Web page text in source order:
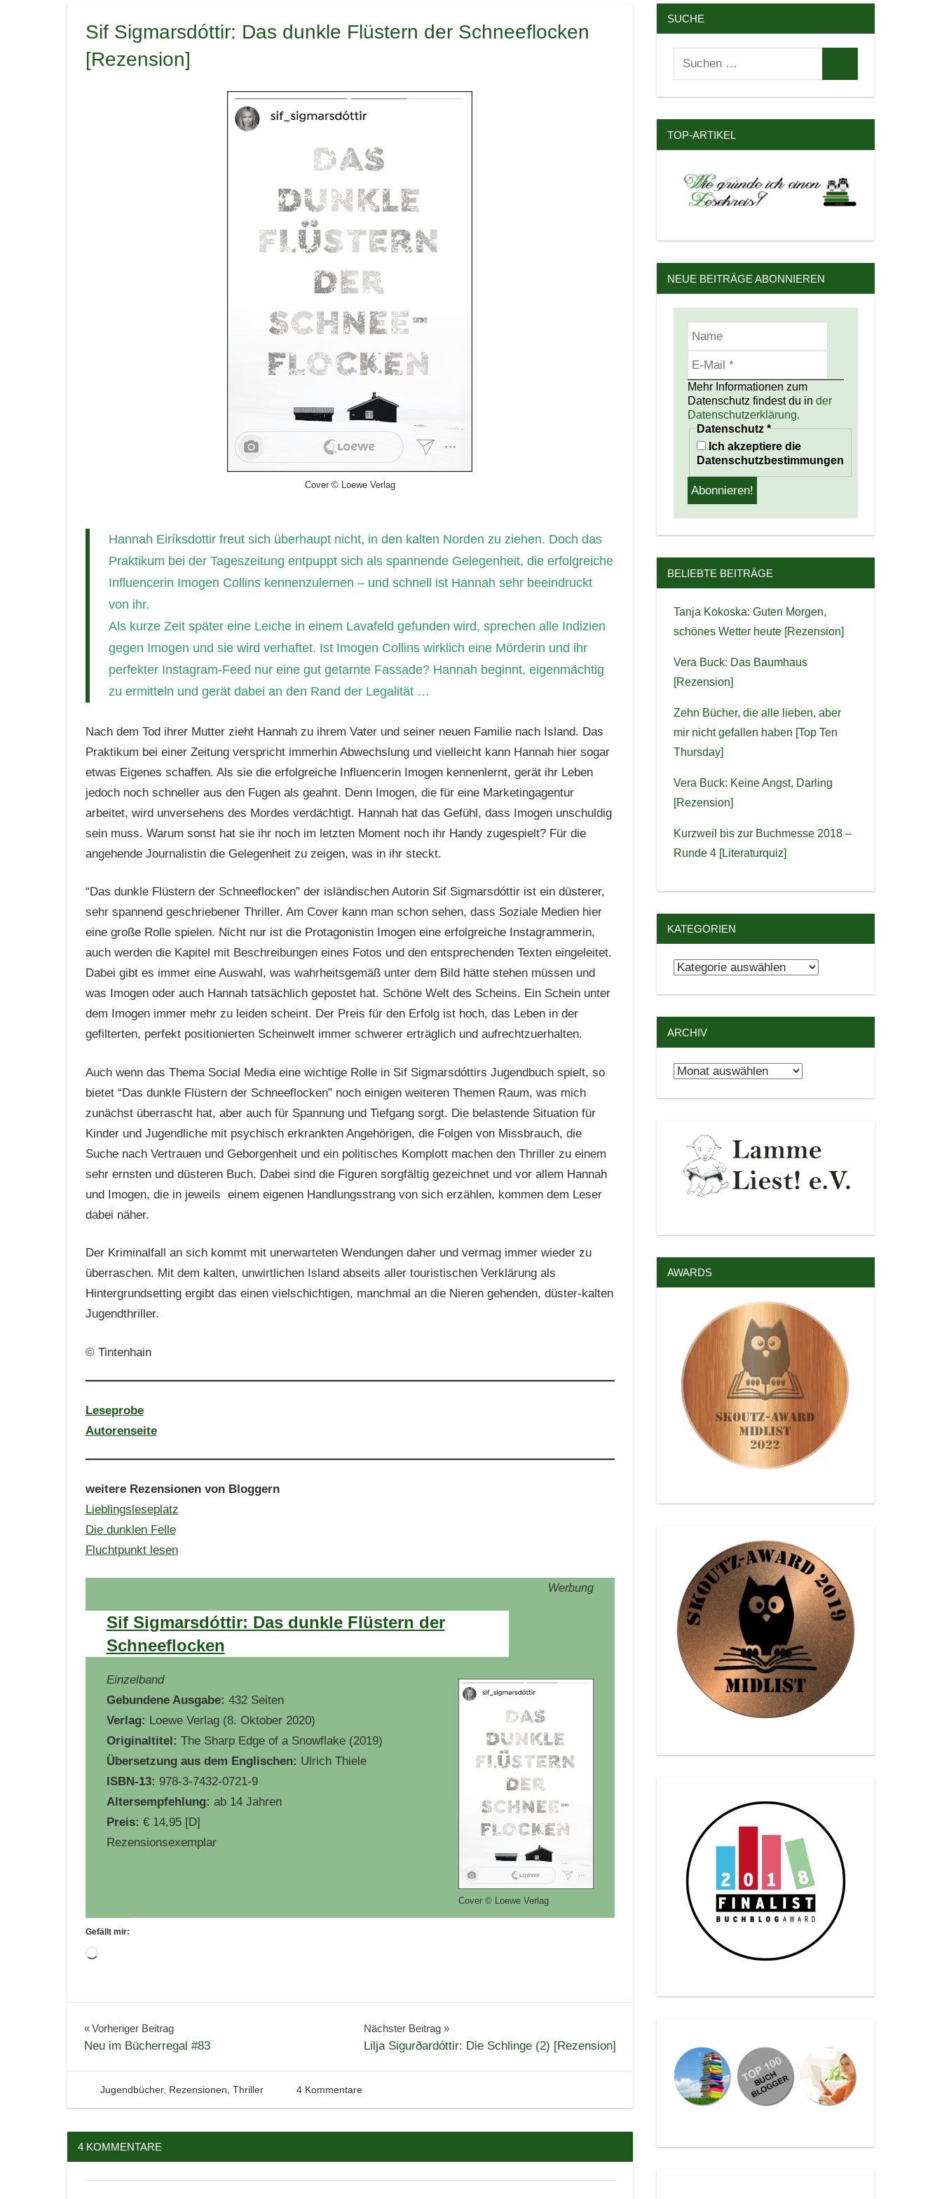
Sif Sigmarsdóttir: Das dunkle Flüstern der Schneeflocken
[Rezension]
Cover © Loewe Verlag
Hannah Eiríksdottir freut sich überhaupt nicht, in den kalten Norden zu ziehen. Doch das
Praktikum bei der Tageszeitung entpuppt sich als spannende Gelegenheit, die erfolgreiche
Influencerin Imogen Collins kennenzulernen – und schnell ist Hannah sehr beeindruckt
von ihr.
Als kurze Zeit später eine Leiche in einem Lavafeld gefunden wird, sprechen alle Indizien
gegen Imogen und sie wird verhaftet. Ist Imogen Collins wirklich eine Mörderin und ihr
perfekter Instagram-Feed nur eine gut getarnte Fassade? Hannah beginnt, eigenmächtig
zu ermitteln und gerät dabei an den Rand der Legalität …
Nach dem Tod ihrer Mutter zieht Hannah zu ihrem Vater und seiner neuen Familie nach Island. Das
Praktikum bei einer Zeitung verspricht immerhin Abwechslung und vielleicht kann Hannah hier sogar
etwas Eigenes schaffen. Als sie die erfolgreiche Influencerin Imogen kennenlernt, gerät ihr Leben
jedoch noch schneller aus den Fugen als geahnt. Denn Imogen, die für eine Marketingagentur
arbeitet, wird unversehens des Mordes verdächtigt. Hannah hat das Gefühl, dass Imogen unschuldig
sein muss. Warum sonst hat sie ihr noch im letzten Moment noch ihr Handy zugespielt? Für die
angehende Journalistin die Gelegenheit zu zeigen, was in ihr steckt.
“Das dunkle Flüstern der Schneeflocken” der isländischen Autorin Sif Sigmarsdóttir ist ein düsterer,
sehr spannend geschriebener Thriller. Am Cover kann man schon sehen, dass Soziale Medien hier
eine große Rolle spielen. Nicht nur ist die Protagonistin Imogen eine erfolgreiche Instagrammerin,
auch werden die Kapitel mit Beschreibungen eines Fotos und den entsprechenden Texten eingeleitet.
Dabei gibt es immer eine Auswahl, was wahrheitsgemäß unter dem Bild hätte stehen müssen und
was Imogen oder auch Hannah tatsächlich gepostet hat. Schöne Welt des Scheins. Ein Schein unter
dem Imogen immer mehr zu leiden scheint. Der Preis für den Erfolg ist hoch, das Leben in der
gefilterten, perfekt positionierten Scheinwelt immer schwerer erträglich und aufrechtzuerhalten.
Auch wenn das Thema Social Media eine wichtige Rolle in Sif Sigmarsdóttirs Jugendbuch spielt, so
bietet “Das dunkle Flüstern der Schneeflocken” noch einigen weiteren Themen Raum, was mich
zunächst überrascht hat, aber auch für Spannung und Tiefgang sorgt. Die belastende Situation für
Kinder und Jugendliche mit psychisch erkrankten Angehörigen, die Folgen von Missbrauch, die
Suche nach Vertrauen und Geborgenheit und ein politisches Komplott machen den Thriller zu einem
sehr ernsten und düsteren Buch. Dabei sind die Figuren sorgfältig gezeichnet und vor allem Hannah
und Imogen, die in jeweils einem eigenen Handlungsstrang von sich erzählen, kommen dem Leser
dabei näher.
Der Kriminalfall an sich kommt mit unerwarteten Wendungen daher und vermag immer wieder zu
überraschen. Mit dem kalten, unwirtlichen Island abseits aller touristischen Verklärung als
Hintergrundsetting ergibt das einen vielschichtigen, manchmal an die Nieren gehenden, düster-kalten
Jugendthriller.
© Tintenhain
Leseprobe
Autorenseite
weitere Rezensionen von Bloggern
Lieblingsleseplatz
Die dunklen Felle
Fluchtpunkt lesen
Werbung
Sif Sigmarsdóttir: Das dunkle Flüstern der
Schneeflocken
Einzelband
Gebundene Ausgabe: 432 Seiten
Verlag: Loewe Verlag (8. Oktober 2020)
Originaltitel: The Sharp Edge of a Snowflake(2019)
Übersetzung aus dem Englischen: Ulrich Thiele
ISBN-13: 978-3-7432-0721-9
Altersempfehlung: ab 14 Jahren
Preis: € 14,95 [D]
Rezensionsexemplar
Cover © Loewe Verlag
Gefällt mir:
Wird
Buchbesprechung
Bücher
Jugendbuch
Literatur
Rezension
Media
Beitragsnavigation
Vorheriger Beitrag
Neu im Bücherregal #83
Nächster Beitrag
Lilja Sigurðardóttir: Die Schlinge (2) [Rezension]
12. November 2020
Tintenhain
Jugendbücher, Rezensionen Thriller 4 Kommentare
4 KOMMENTARE
SUCHE
Suchen
nach:
TOP-ARTIKEL
NEUE BEITRÄGE ABONNIEREN
Mehr Informationen zum
Datenschutz findest du in der
Datenschutzerklärung.
Datenschutz *
Ich akzeptiere die
Datenschutzbestimmungen
BELIEBTE BEITRÄGE
Tanja Kokoska: Guten Morgen,
schönes Wetter heute [Rezension]
Vera Buck: Das Baumhaus
[Rezension]
Zehn Bücher, die alle lieben, aber
mir nicht gefallen haben [Top Ten
Thursday]
Vera Buck: Keine Angst, Darling
[Rezension]
Kurzweil bis zur Buchmesse 2018 –
Runde 4 [Literaturquiz]
KATEGORIEN
Kategorien
ARCHIV
Archiv
AWARDS